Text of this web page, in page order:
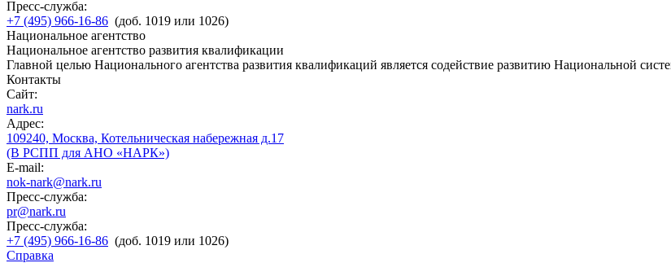
Пресс-служба:
+7 (495) 966-16-86 (доб. 1019 или 1026)
Национальное агентство
Национальное агентство развития квалификации
Главной целью Национального агентства развития квалификаций является содействие развитию Национальной
Контакты
Сайт:
nark.ru
Адрес:
109240, Москва, Котельническая набережная д.17
(В РСПП для АНО «НАРК»)
E-mail:
nok-nark@nark.ru
Пресс-служба:
pr@nark.ru
Пресс-служба:
+7 (495) 966-16-86 (доб. 1019 или 1026)
Справка